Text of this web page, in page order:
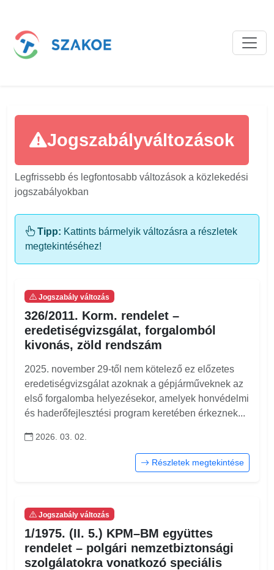
Jogszabályváltozások
Legfrissebb és legfontosabb változások a közlekedési
jogszabályokban
Tipp: Kattints bármelyik változásra a részletek
megtekintéséhez!
Jogszabály változás
326/2011. Korm. rendelet –
eredetiségvizsgálat, forgalomból
kivonás, zöld rendszám
2025. november 29-től nem kötelező ez előzetes
eredetiségvizsgálat azoknak a gépjárműveknek az
első forgalomba helyezésekor, amelyek honvédelmi
és haderőfejlesztési program keretében érkeznek...
2026. 03. 02.
Részletek megtekintése
Jogszabály változás
1/1975. (II. 5.) KPM–BM együttes
rendelet – polgári nemzetbiztonsági
szolgálatokra vonatkozó speciális